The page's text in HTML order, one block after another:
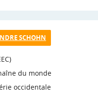
SCHOHN
du monde
occidentale